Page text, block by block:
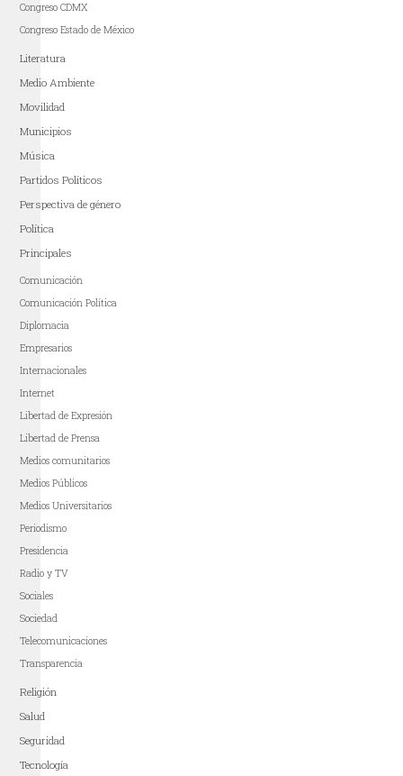
Congreso CDMX
Congreso Estado de México
Literatura
Medio Ambiente
Movilidad
Municipios
Música
Partidos Políticos
Perspectiva de género
Política
Principales
Comunicación
Comunicación Política
Diplomacia
Empresarios
Internacionales
Internet
Libertad de Expresión
Libertad de Prensa
Medios comunitarios
Medios Públicos
Medios Universitarios
Periodismo
Presidencia
Radio y TV
Sociales
Sociedad
Telecomunicaciones
Transparencia
Religión
Salud
Seguridad
Tecnología